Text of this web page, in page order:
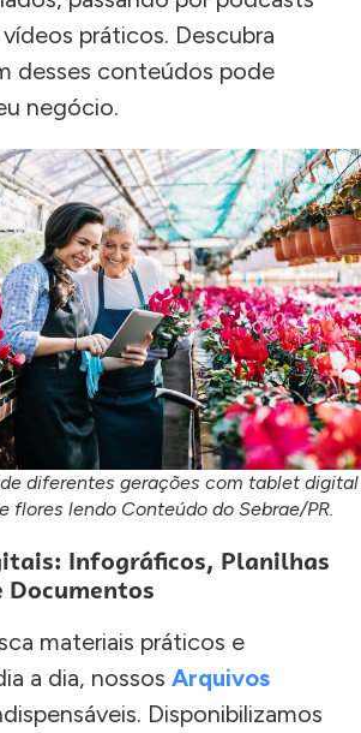
práticos. Descubra
desses conteúdos pode
negócio.
diferentes gerações com tablet digital
flores lendo Conteúdo do Sebrae/PR.
Infográficos, Planilhas
Documentos
materiais práticos e
a dia, nossos Arquivos
Disponibilizamos